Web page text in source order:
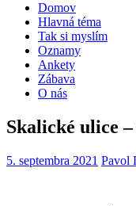
Domov
Hlavná téma
Tak si myslím
Oznamy
Ankety
Zábava
O nás
Skalické ulice
5. septembra 2021 Pavol